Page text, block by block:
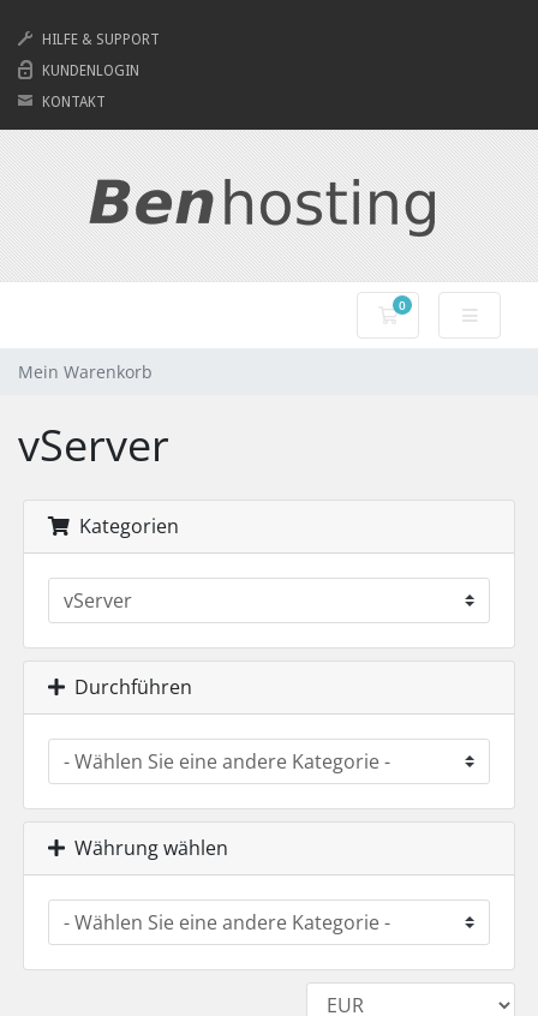
HILFE & SUPPORT
KUNDENLOGIN
KONTAKT
0
Mein Warenkorb
Mein Warenkorb
vServer
Kategorien
Durchführen
Währung wählen